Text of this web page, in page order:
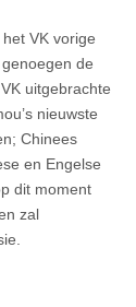
VK vorige
de
uitgebrachte
nieuwste
Chinees
en Engelse
dit moment
zal